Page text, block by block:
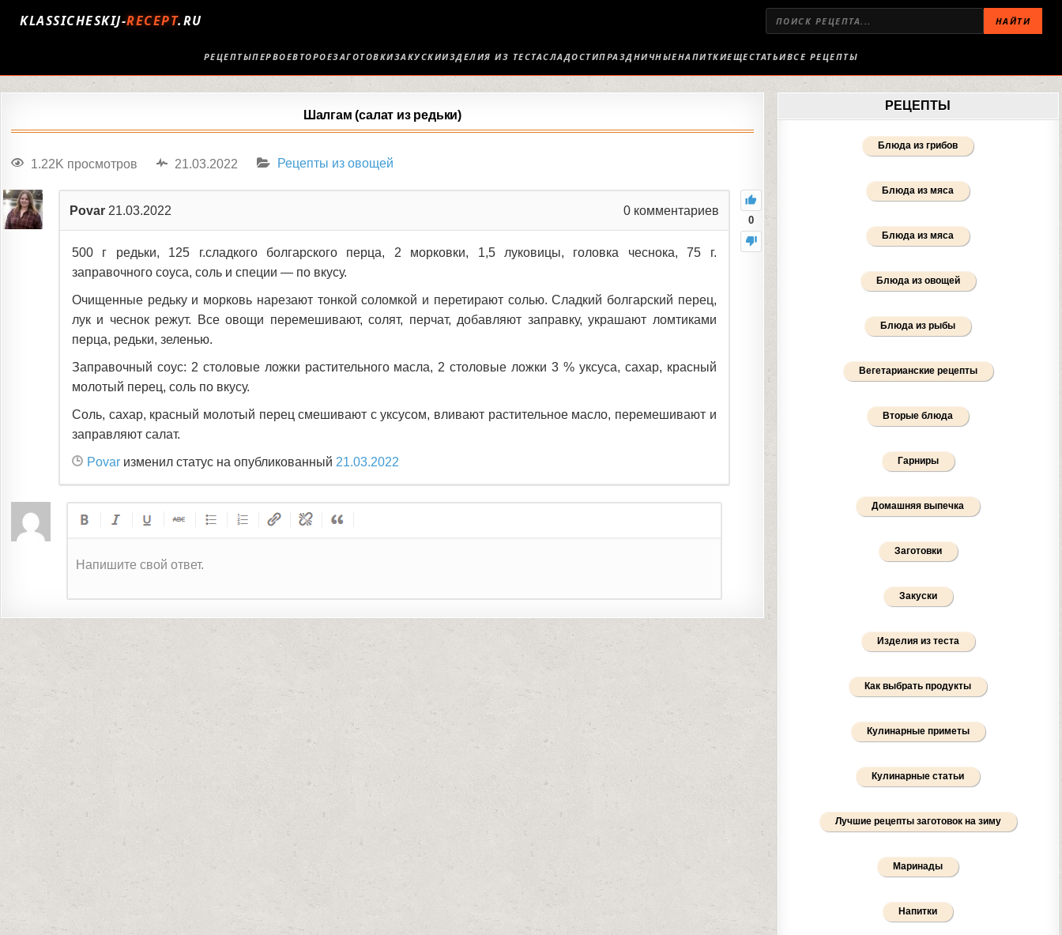
KLASSICHESKIJ-RECEPT.RU НАЙТИ
РЕЦЕПТЫПЕРВОЕВТОРОЕЗАГОТОВКИЗАКУСКИИЗДЕЛИЯ ИЗ ТЕСТАСЛАДОСТИПРАЗДНИЧНЫЕНАПИТКИЕЩЕСТАТЬИВСЕ РЕЦЕПТЫ
Шалгам (салат из редьки)
1.22K просмотров 21.03.2022 Рецепты из овощей
0
Povar 21.03.2022 0комментариев
500 г редьки, 125 г.сладкого болгарского перца, 2 морковки, 1,5 луковицы, головка чеснока, 75 г.
заправочного соуса, соль и специи — по вкусу.
Очищенные редьку и морковь нарезают тонкой соломкой и перетирают солью. Сладкий болгарский перец,
лук и чеснок режут. Все овощи перемешивают, солят, перчат, добавляют заправку, украшают ломтиками
перца, редьки, зеленью.
Заправочный соус: 2 столовые ложки растительного масла, 2 столовые ложки 3 % уксуса, сахар, красный
молотый перец, соль по вкусу.
Соль, сахар, красный молотый перец смешивают с уксусом, вливают растительное масло, перемешивают и
заправляют салат.
Povar изменил статус на опубликованный 21.03.2022
Напишите свой ответ.
РЕЦЕПТЫ
Блюда из грибов
Блюда из мяса
Блюда из мяса
Блюда из овощей
Блюда из рыбы
Вегетарианские рецепты
Вторые блюда
Гарниры
Домашняя выпечка
Заготовки
Закуски
Изделия из теста
Как выбрать продукты
Кулинарные приметы
Кулинарные статьи
Лучшие рецепты заготовок на зиму
Маринады
Напитки